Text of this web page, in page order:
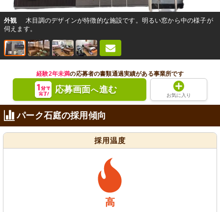
外観
木目調のデザインが特徴的な施設です。明るい窓から中の様子が
伺えます。
経験2年未満の応募者の書類通過実績がある事業所です
応募画面へ進む
お気に入り
パーク石庭の採用傾向
採用温度
高